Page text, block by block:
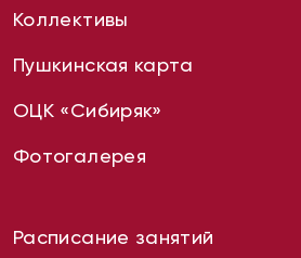
Коллективы
Пушкинская карта
ОЦК «Сибиряк»
Фотогалерея
Расписание занятий